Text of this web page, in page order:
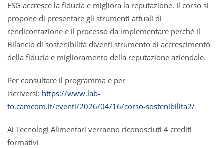
ESG accresce la fiducia e migliora la reputazione. Il corso si
propone di presentare gli strumenti attuali di
rendicontazione e il processo da implementare perché il
Bilancio di sostenibilità diventi strumento di accrescimento
della fiducia e miglioramento della reputazione aziendale.
Per consultare il programma e per
iscriversi: https://www.lab-
to.camcom.it/eventi/2026/04/16/corso-sostenibilita2/
Ai Tecnologi Alimentari verranno riconosciuti 4 crediti
formativi